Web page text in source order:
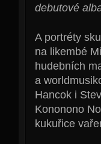
debutové
A portréty
na likembé
hudebních
a
Hancok i
Kononono
kukuřice